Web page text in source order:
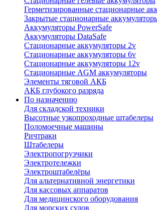
Герметизированные стационарные
Закрытые стационарные
Аккумуляторы PowerSafe
Аккумуляторы DataSafe
Стационарные аккумуляторы 2v
Стационарные аккумуляторы 6v
Стационарные аккумуляторы 12v
Стационарные AGM аккумуляторы
Элементы тяговой АКБ
АКБ глубокого разряда
По назначению
Для складской техники
Высотные узкопроходные штабелеры
Поломоечные машины
Ричтраки
Штабелеры
Электропогрузчики
Электротележки
Электроштабелёры
Для альтернативной энергетики
Для кассовых аппаратов
Для медицинского оборудования
Для морских судов